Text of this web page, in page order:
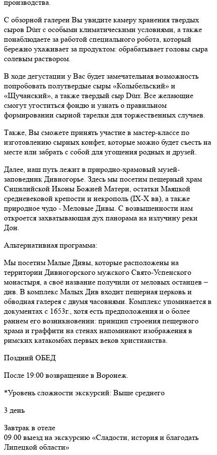
производства.
С обзорной галереи Вы увидите камеру хранения твердых
сыров Dürr с особыми климатическими условиями, а также
понаблюдаете за работой специального робота, который
бережно ухаживает за продуктом: обрабатывает головы сыра
солевым раствором.
В ходе дегустации у Вас будет замечательная возможность
попробовать полутвердые сыры «Колыбельский» и
«Щучанский», а также твердый сыр Dürr. Все желающие
смогут угоститься фондю и узнать о правильном
формировании сырной тарелки для торжественных случаев.
Также, Вы сможете принять участие в мастер-классе по
изготовлению сырных конфет, которые можно будет съесть на
месте или забрать с собой для угощения родных и друзей.
Далее, наш путь лежит в природно-храмовый музей-
заповедник Дивногорье. Здесь мы посетим пещерный храм
Сицилийской Иконы Божией Матери, остатки Маяцкой
средневековой крепости и некрополь (IX-X вв), а также
природное чудо - Меловые Дивы. С возвышенности нам
откроется захватывающая дух панорама на излучину реки
Дон.
Альтернативная программа:
Мы посетим Малые Дивы, которые расположены на
территории Дивногорского мужского Свято-Успенского
монастыря, а своё название получили от меловых останцев –
див. В комплекс Малых Див входит пещерная церковь и
обводная галерея с двумя часовнями. Комплекс упоминается в
документах с 1653г., хотя есть предположения и о более
раннем его возникновении: принцип строения пещерного
храма и граффити на стенах напоминают изображения в
римских катакомбах первых веков христианства.
Поздний ОБЕД
После 19:00 возвращение в Воронеж.
*Уровень сложности экскурсий: Выше среднего
3 день
Завтрак в отеле
09.00 выезд на экскурсию «Сладости, история и благодать
Липецкой области»